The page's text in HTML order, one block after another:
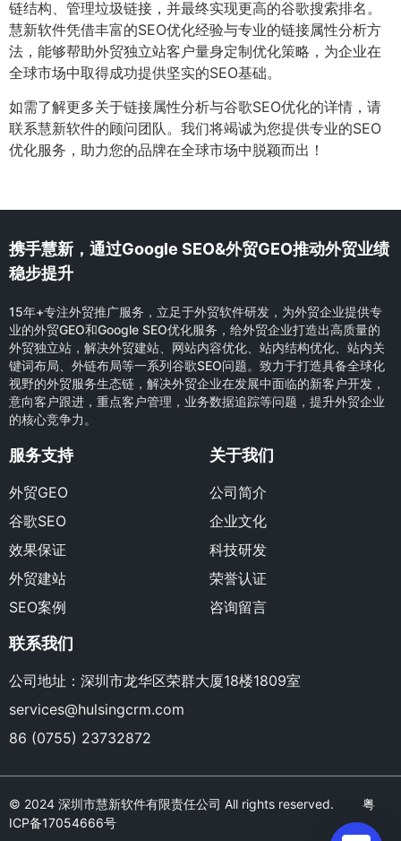
链结构、管理垃圾链接，并最终实现更高的谷歌搜索排名。
慧新软件凭借丰富的SEO优化经验与专业的链接属性分析方
法，能够帮助外贸独立站客户量身定制优化策略，为企业在
全球市场中取得成功提供坚实的SEO基础。
如需了解更多关于链接属性分析与谷歌SEO优化的详情，请
联系慧新软件的顾问团队。我们将竭诚为您提供专业的SEO
优化服务，助力您的品牌在全球市场中脱颖而出！
携手慧新，通过Google SEO&外贸GEO推动外贸业绩
稳步提升
15年+专注外贸推广服务，立足于外贸软件研发，为外贸企业提供专
业的外贸GEO和Google SEO优化服务，给外贸企业打造出高质量的
外贸独立站，解决外贸建站、网站内容优化、站内结构优化、站内关
键词布局、外链布局等一系列谷歌SEO问题。致力于打造具备全球化
视野的外贸服务生态链，解决外贸企业在发展中面临的新客户开发，
意向客户跟进，重点客户管理，业务数据追踪等问题，提升外贸企业
的核心竞争力。
服务支持
外贸GEO
谷歌SEO
效果保证
外贸建站
SEO案例
关于我们
公司简介
企业文化
科技研发
荣誉认证
咨询留言
联系我们
公司地址：深圳市龙华区荣群大厦18楼1809室
services@hulsingcrm.com
86 (0755) 23732872
© 2024 深圳市慧新软件有限责任公司 All rights reserved. 粤
ICP备17054666号